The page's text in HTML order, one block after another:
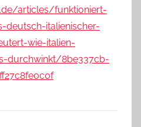
articles/funktioniert-
deutsch-italienischer-
wie-italien-
durchwinkt/8be337cb-